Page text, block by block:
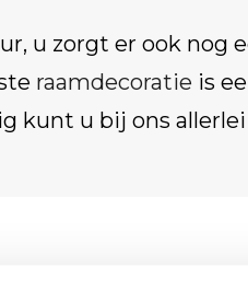
u zorgt er ook nog
raamdecoratie is
u bij ons